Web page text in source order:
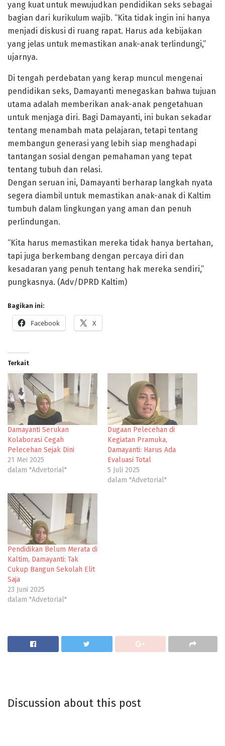
yang kuat untuk mewujudkan pendidikan seks sebagai
bagian dari kurikulum wajib. “Kita tidak ingin ini hanya
menjadi diskusi di ruang rapat. Harus ada kebijakan
yang jelas untuk memastikan anak-anak terlindungi,”
ujarnya.
Di tengah perdebatan yang kerap muncul mengenai
pendidikan seks, Damayanti menegaskan bahwa tujuan
utama adalah memberikan anak-anak pengetahuan
untuk menjaga diri. Bagi Damayanti, ini bukan sekadar
tentang menambah mata pelajaran, tetapi tentang
membangun generasi yang lebih siap menghadapi
tantangan sosial dengan pemahaman yang tepat
tentang tubuh dan relasi.
Dengan seruan ini, Damayanti berharap langkah nyata
segera diambil untuk memastikan anak-anak di Kaltim
tumbuh dalam lingkungan yang aman dan penuh
perlindungan.
“Kita harus memastikan mereka tidak hanya bertahan,
tapi juga berkembang dengan percaya diri dan
kesadaran yang penuh tentang hak mereka sendiri,”
pungkasnya. (Adv/DPRD Kaltim)
Bagikan ini:
Facebook X
Terkait
Damayanti Serukan
Kolaborasi Cegah
Pelecehan Sejak Dini
21 Mei 2025
dalam "Advetorial"
Dugaan Pelecehan di
Kegiatan Pramuka,
Damayanti: Harus Ada
Evaluasi Total
5 Juli 2025
dalam "Advetorial"
Pendidikan Belum Merata di
Kaltim, Damayanti: Tak
Cukup Bangun Sekolah Elit
Saja
23 Juni 2025
dalam "Advetorial"
Discussion about this post